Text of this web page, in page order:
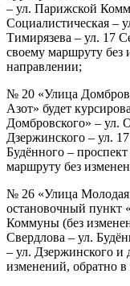
– ул. Парижской
Социалистическая –
Тимирязева – ул. 17
своему маршруту без
направлении;
№ 20 «Улица
Азот» будет
Домбровского» – ул.
Дзержинского – ул.
Будённого –
маршруту без
№ 26 «Улица Молодая
остановочный пункт
Коммуны (без
Свердлова – ул.
– ул. Дзержинского и
изменений, обратно